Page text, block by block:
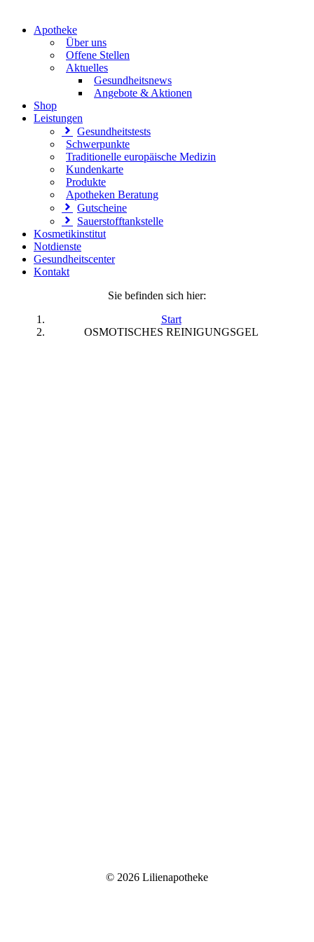
Apotheke
Über uns
Offene Stellen
Aktuelles
Gesundheitsnews
Angebote & Aktionen
Shop
Leistungen
Gesundheitstests
Schwerpunkte
Traditionelle europäische Medizin
Kundenkarte
Produkte
Apotheken Beratung
Gutscheine
Sauerstofftankstelle
Kosmetikinstitut
Notdienste
Gesundheitscenter
Kontakt
Sie befinden sich hier:
Start
OSMOTISCHES REINIGUNGSGEL
© 2026 Lilienapotheke